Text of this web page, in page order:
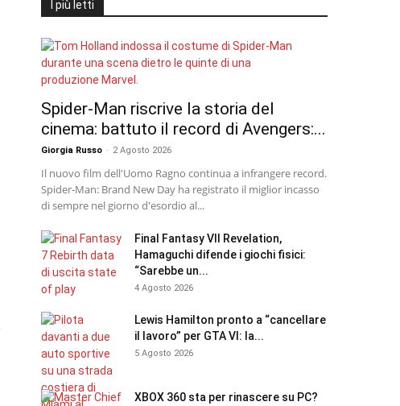
I più letti
Spider-Man riscrive la storia del
cinema: battuto il record di Avengers:...
Giorgia Russo - 2 Agosto 2026
Il nuovo film dell'Uomo Ragno continua a infrangere record.
Spider-Man: Brand New Day ha registrato il miglior incasso
di sempre nel giorno d'esordio al...
Final Fantasy VII Revelation,
Hamaguchi difende i giochi fisici:
“Sarebbe un...
4 Agosto 2026
Lewis Hamilton pronto a “cancellare
il lavoro” per GTA VI: la...
5 Agosto 2026
XBOX 360 sta per rinascere su PC?